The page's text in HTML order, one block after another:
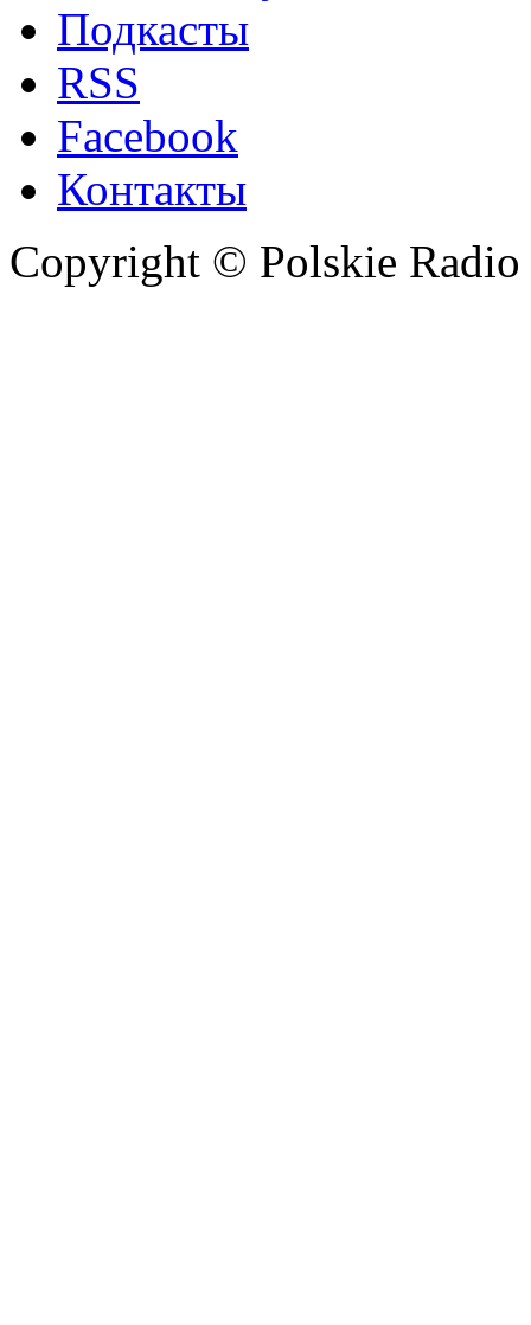
Подкасты
RSS
Facebook
Контакты
Copyright © Polskie